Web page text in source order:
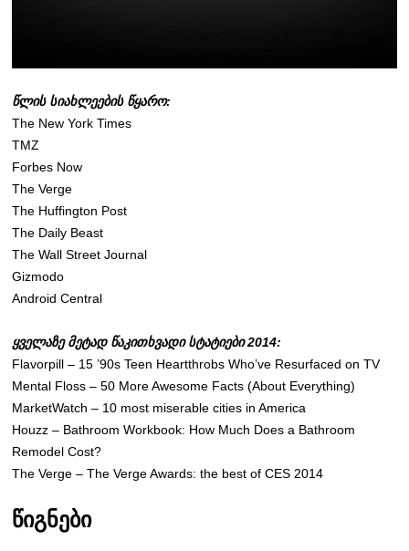
წლის სიახლეების წყარო:
The New York Times
TMZ
Forbes Now
The Verge
The Huffington Post
The Daily Beast
The Wall Street Journal
Gizmodo
Android Central
ყველაზე მეტად წაკითხვადი სტატიები 2014:
Flavorpill – 15 ’90s Teen Heartthrobs Who’ve Resurfaced on TV
Mental Floss – 50 More Awesome Facts (About Everything)
MarketWatch – 10 most miserable cities in America
Houzz – Bathroom Workbook: How Much Does a Bathroom
Remodel Cost?
The Verge – The Verge Awards: the best of CES 2014
წიგნები